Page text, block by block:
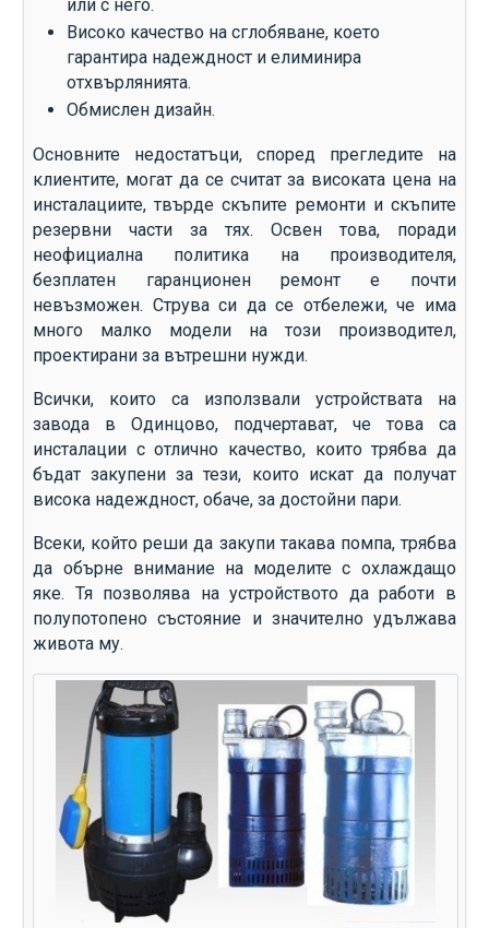
или с него.
Високо качество на сглобяване, което
гарантира надеждност и елиминира
отхвърлянията.
Обмислен дизайн.
Основните недостатъци, според прегледите на
клиентите, могат да се считат за високата цена на
инсталациите, твърде скъпите ремонти и скъпите
резервни части за тях. Освен това, поради
неофициална политика на производителя,
безплатен гаранционен ремонт е почти
невъзможен. Струва си да се отбележи, че има
много малко модели на този производител,
проектирани за вътрешни нужди.
Всички, които са използвали устройствата на
завода в Одинцово, подчертават, че това са
инсталации с отлично качество, които трябва да
бъдат закупени за тези, които искат да получат
висока надеждност, обаче, за достойни пари.
Всеки, който реши да закупи такава помпа, трябва
да обърне внимание на моделите с охлаждащо
яке. Тя позволява на устройството да работи в
полупотопено състояние и значително удължава
живота му.